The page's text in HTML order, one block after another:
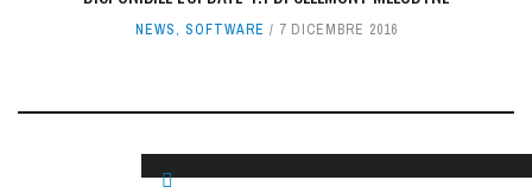
NEWS, SOFTWARE 7 DICEMBRE 2016